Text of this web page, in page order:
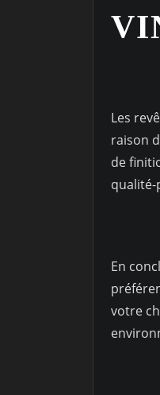
Les
raison
de
qualité-
En
votre